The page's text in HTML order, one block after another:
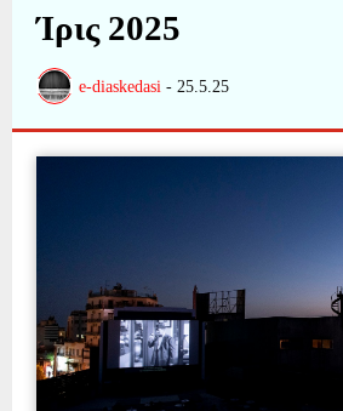
Ίρις 2025
e-diaskedasi - 25.5.25